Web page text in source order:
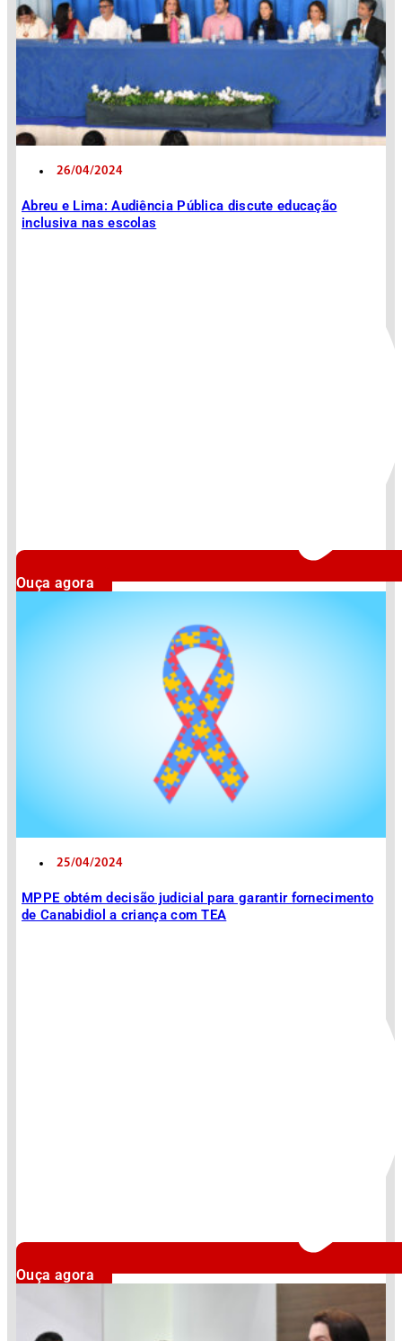
26/04/2024
Abreu e Lima: Audiência Pública discute educação
inclusiva nas escolas
Ouça agora
25/04/2024
MPPE obtém decisão judicial para garantir fornecimento
de Canabidiol a criança com TEA
Ouça agora